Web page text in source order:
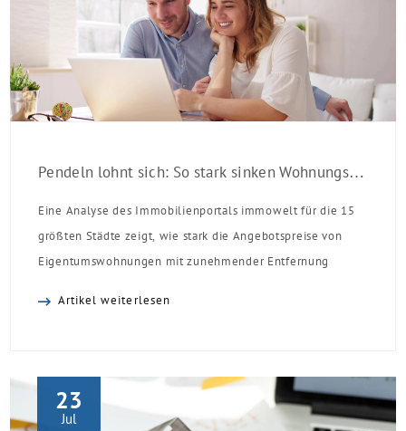
Pendeln lohnt sich: So stark sinken Wohnungspreise im Umland
Eine Analyse des Immobilienportals immowelt für die 15
größten Städte zeigt, wie stark die Angebotspreise von
Eigentumswohnungen mit zunehmender Entfernung
Artikel weiterlesen
23
Jul